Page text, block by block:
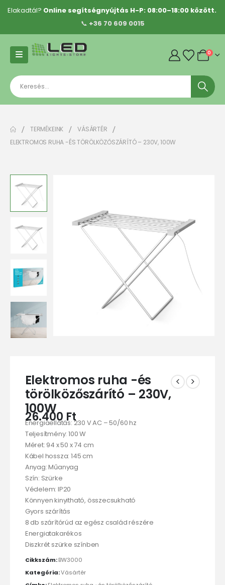
Elakadtál? Online segítségnyújtás H-P: 08:00–18:00 között.
📞 +36 70 609 0015
0
TERMÉKEINK
VÁSÁRTÉR
ELEKTROMOS RUHA -ÉS TÖRÖLKÖZŐSZÁRÍTÓ – 230V, 100W
Elektromos ruha -és
törölközőszárító – 230V,
100W
26.400Ft
Energiaellátás: 230 V AC – 50/60 hz
Teljesítmény: 100 W
Méret: 94 x 50 x 74 cm
Kábel hossza: 145 cm
Anyag: Műanyag
Szín: Szürke
Védelem: IP20
Könnyen kinyitható, összecsukható
Gyors szárítás
8 db szárítórúd az egész család részére
Energiatakarékos
Diszkrét szürke színben
Cikkszám:BW3000
Kategória:Vásártér